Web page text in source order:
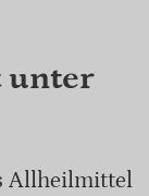
unter
Allheilmittel